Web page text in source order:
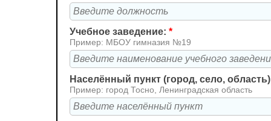
Учебное заведение: *
Пример: МБОУ гимназия №19
Населённый пункт (город, село,
Пример: город Тосно, Ленинградская область